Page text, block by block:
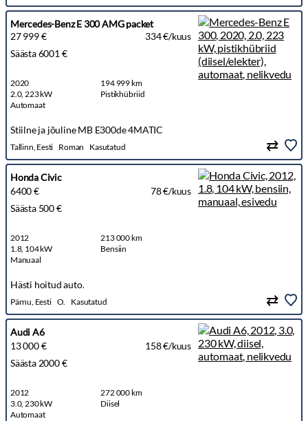
Mercedes-Benz E 300 AMG packet
27 999 €
334 €/kuus
Säästa 6001 €
2020
194 999 km
2.0, 223 kW
Pistikhübriid
Automaat
Stiilne ja jõuline MB E300de 4MATIC
Tallinn, Eesti Roman Kasutatud
Honda Civic
6400 €
78 €/kuus
Säästa 500 €
2012
213 000 km
1.8, 104 kW
Bensiin
Manuaal
Hästi hoitud auto.
Pärnu, Eesti O. Kasutatud
Audi A6
13 000 €
158 €/kuus
Säästa 2000 €
2012
272 000 km
3.0, 230 kW
Diisel
Automaat